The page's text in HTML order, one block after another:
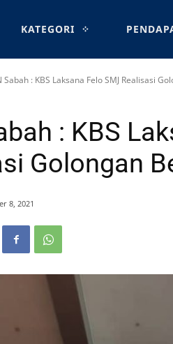
KATEGORI
Sabah : KBS Laksana Felo SMJ Realisasi
: KBS
Golongan
8, 2021